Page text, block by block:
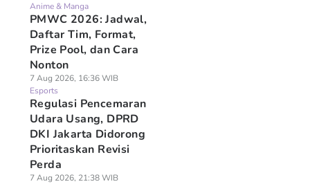
Anime & Manga
PMWC 2026: Jadwal,
Daftar Tim, Format,
Prize Pool, dan Cara
Nonton
7 Aug 2026, 16:36 WIB
Esports
Regulasi Pencemaran
Udara Usang, DPRD
DKI Jakarta Didorong
Prioritaskan Revisi
Perda
7 Aug 2026, 21:38 WIB